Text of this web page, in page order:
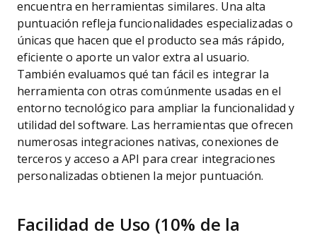
encuentra en herramientas similares. Una alta
puntuación refleja funcionalidades especializadas o
únicas que hacen que el producto sea más rápido,
eficiente o aporte un valor extra al usuario.
También evaluamos qué tan fácil es integrar la
herramienta con otras comúnmente usadas en el
entorno tecnológico para ampliar la funcionalidad y
utilidad del software. Las herramientas que ofrecen
numerosas integraciones nativas, conexiones de
terceros y acceso a API para crear integraciones
personalizadas obtienen la mejor puntuación.
Facilidad de Uso (10% de la